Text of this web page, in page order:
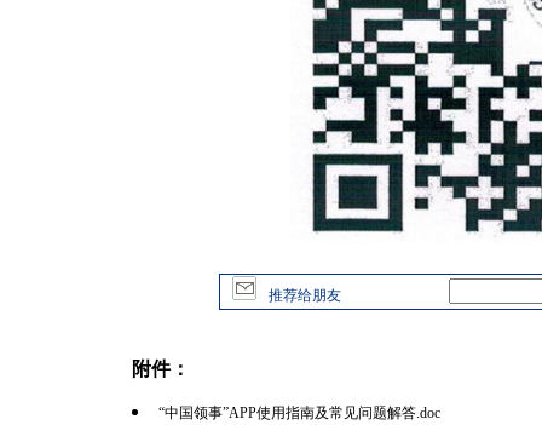
推荐给朋友
附件：
“中国领事”APP使用指南及常见问题解答.doc